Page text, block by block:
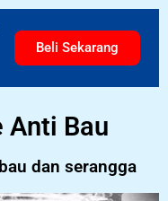
Beli Sekarang
Anti Bau
dan serangga